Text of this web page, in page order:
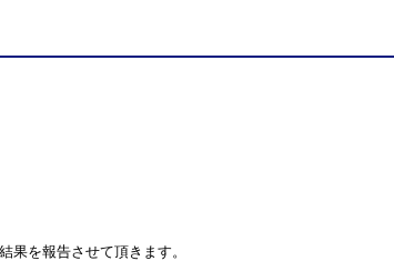
果を報告させて頂きます。